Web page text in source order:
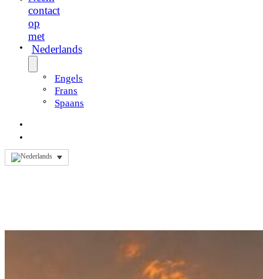
contact
op
met
Nederlands
Engels
Frans
Spaans